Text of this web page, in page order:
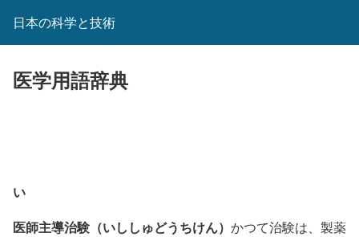
日本の科学と技術
医学用語辞典
い
医師主導治験（いししゅどうちけん） かつて治験は、製薬